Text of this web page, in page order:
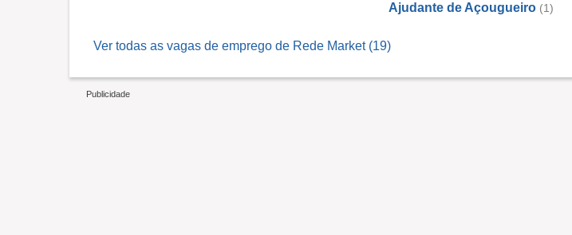
Ajudante de Açougueiro (1)
Ver todas as vagas de emprego de Rede Market (19)